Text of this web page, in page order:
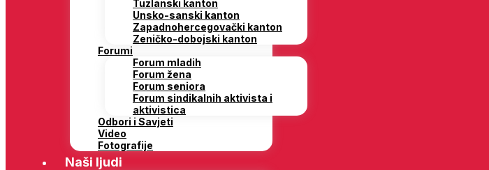
Tuzlanski kanton
Unsko-sanski kanton
Zapadnohercegovački kanton
Zeničko-dobojski kanton
Forumi
Forum mladih
Forum žena
Forum seniora
Forum sindikalnih aktivista i
aktivistica
Odbori i Savjeti
Video
Fotografije
Naši ljudi